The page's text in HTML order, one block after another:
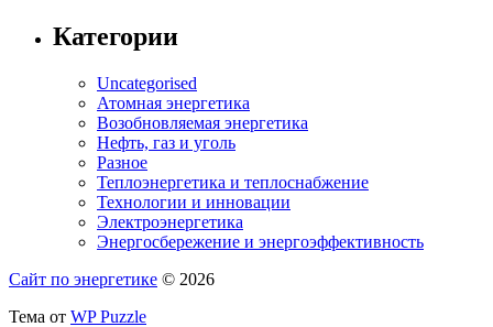
Категории
Uncategorised
Атомная энергетика
Возобновляемая энергетика
Нефть, газ и уголь
Разное
Теплоэнергетика и теплоснабжение
Технологии и инновации
Электроэнергетика
Энергосбережение и энергоэффективность
Сайт по энергетике © 2026
Тема от WP Puzzle